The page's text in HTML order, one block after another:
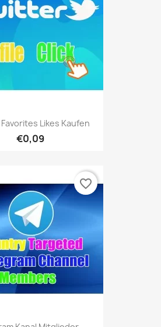
Likes Kaufen
€0,09
favorite_border